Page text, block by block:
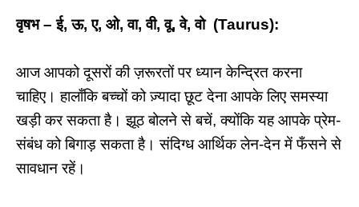
वृषभ – ई, ऊ, ए, ओ, वा, वी, वू, वे, वो (Taurus):
आज आपको दूसरों की ज़रूरतों पर ध्यान केन्द्रित करना
चाहिए। हालाँकि बच्चों को ज़्यादा छूट देना आपके लिए समस्या
खड़ी कर सकता है। झूठ बोलने से बचें, क्योंकि यह आपके प्रेम-
संबंध को बिगाड़ सकता है। संदिग्ध आर्थिक लेन-देन में फँसने से
सावधान रहें।